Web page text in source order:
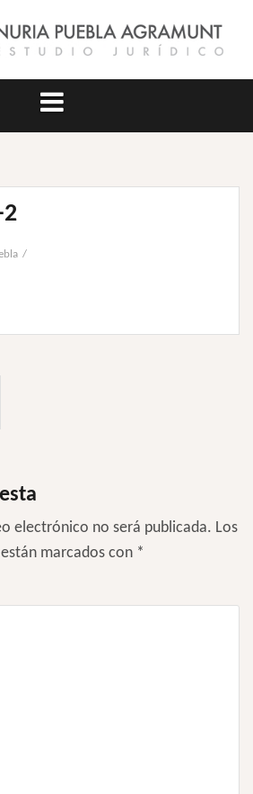
2
electrónico no será publicada. Los
marcados con *